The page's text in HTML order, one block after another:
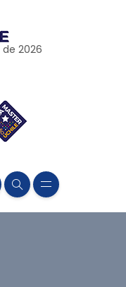
de 2026